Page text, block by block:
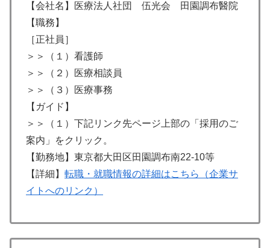
【会社名】医療法人社団 伍光会 田園調布醫院
【職務】
［正社員］
＞＞（１）看護師
＞＞（２）医療相談員
＞＞（３）医療事務
【ガイド】
＞＞（１）下記リンク先ページ上部の「採用のご
案内」をクリック。
【勤務地】東京都大田区田園調布南22-10等
【詳細】 転職・就職情報の詳細はこちら（企業サ
イトへのリンク）